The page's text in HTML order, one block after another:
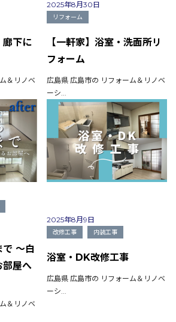
会社概要
選ばれる理由
施工事例
廊下に
＆リノベ
2025年8月30日
リフォーム
【一軒家】浴室・洗面所リ
フォーム
広島県 広島市の リフォーム＆リノベ
ーシ...
で ～白
部屋へ
＆リノベ
2025年8月9日
改修工事 内装工事
浴室・DK改修工事
広島県 広島市の リフォーム＆リノベ
ーシ...